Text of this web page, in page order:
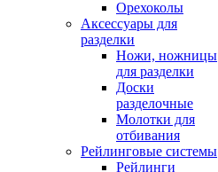
Орехоколы
Аксессуары для
разделки
Ножи, ножницы
для разделки
Доски
разделочные
Молотки для
отбивания
Рейлинговые системы
Рейлинги